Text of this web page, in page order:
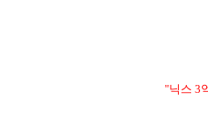
"닉스 3